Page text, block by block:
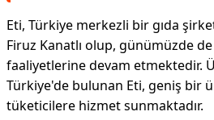
Eti, Türkiye merkezli bir gıda
Firuz Kanatlı olup, günümüzde
faaliyetlerine devam etmektedir.
Türkiye'de bulunan Eti, geniş bir
tüketicilere hizmet sunmaktadır.